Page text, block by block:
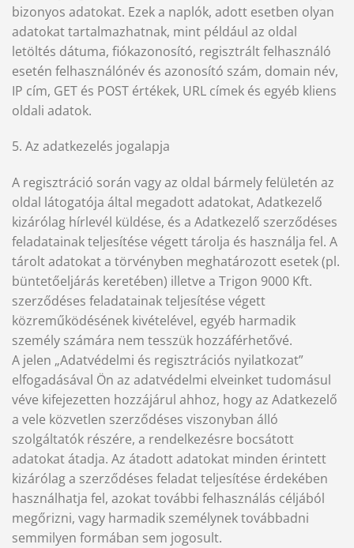
bizonyos adatokat. Ezek a naplók, adott esetben olyan
adatokat tartalmazhatnak, mint például az oldal
letöltés dátuma, fiókazonosító, regisztrált felhasználó
esetén felhasználónév és azonosító szám, domain név,
IP cím, GET és POST értékek, URL címek és egyéb kliens
oldali adatok.
5. Az adatkezelés jogalapja
A regisztráció során vagy az oldal bármely felületén az
oldal látogatója által megadott adatokat, Adatkezelő
kizárólag hírlevél küldése, és a Adatkezelő szerződéses
feladatainak teljesítése végett tárolja és használja fel. A
tárolt adatokat a törvényben meghatározott esetek (pl.
büntetőeljárás keretében) illetve a Trigon 9000 Kft.
szerződéses feladatainak teljesítése végett
közreműködésének kivételével, egyéb harmadik
személy számára nem tesszük hozzáférhetővé.
A jelen „Adatvédelmi és regisztrációs nyilatkozat”
elfogadásával Ön az adatvédelmi elveinket tudomásul
véve kifejezetten hozzájárul ahhoz, hogy az Adatkezelő
a vele közvetlen szerződéses viszonyban álló
szolgáltatók részére, a rendelkezésre bocsátott
adatokat átadja. Az átadott adatokat minden érintett
kizárólag a szerződéses feladat teljesítése érdekében
használhatja fel, azokat további felhasználás céljából
megőrizni, vagy harmadik személynek továbbadni
semmilyen formában sem jogosult.